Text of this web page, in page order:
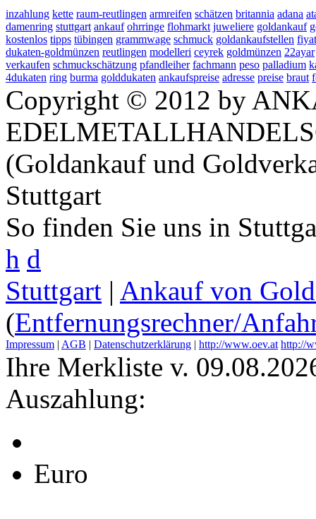
inzahlung kette raum-reutlingen armreifen schätzen britannia adana
damenring stuttgart ankauf ohrringe flohmarkt juweliere goldankauf
kostenlos tipps tübingen grammwage schmuck goldankaufstellen
dukaten-goldmünzen reutlingen modelleri ceyrek goldmünzen 22ayar
verkaufen schmuckschätzung pfandleiher fachmann peso palladium
4dukaten ring burma golddukaten ankaufspreise adresse preise braut
Copyright © 2012 by
(Goldankauf und
Stuttgart
So finden Sie uns in
h d
Stuttgart | Ankauf von
(Entfernungsrechner/
Impressum | AGB | Datenschutzerklärung | http://www.oev.at http://
Ihre Merkliste v.
Auszahlung:
Euro